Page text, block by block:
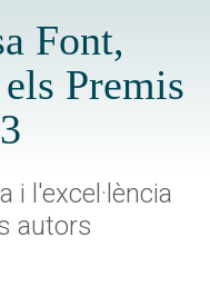
Font,
Premis
i l'excel·lència
autors